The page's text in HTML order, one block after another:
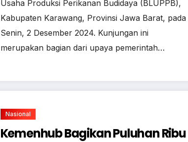
Usaha Produksi Perikanan Budidaya (BLUPPB),
Kabupaten Karawang, Provinsi Jawa Barat, pada
Senin, 2 Desember 2024. Kunjungan ini
merupakan bagian dari upaya pemerintah…
Nasional
Kemenhub Bagikan Puluhan Ribu